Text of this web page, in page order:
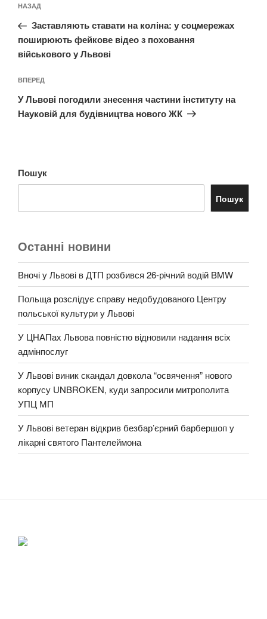
записів
Попередній
запис:
НАЗАД
Заставляють ставати на коліна: у соцмережах
поширюють фейкове відео з поховання
військового у Львові
Наступний
запис
ВПЕРЕД
У Львові погодили знесення частини інституту на
Науковій для будівництва нового ЖК
Пошук
Пошук
Останні новини
Вночі у Львові в ДТП розбився 26-річний водій BMW
Польща розслідує справу недобудованого Центру
польської культури у Львові
У ЦНАПах Львова повністю відновили надання всіх
адмінпослуг
У Львові виник скандал довкола “освячення” нового
корпусу UNBROKEN, куди запросили митрополита
УПЦ МП
У Львові ветеран відкрив безбар’єрний барбершоп у
лікарні святого Пантелеймона